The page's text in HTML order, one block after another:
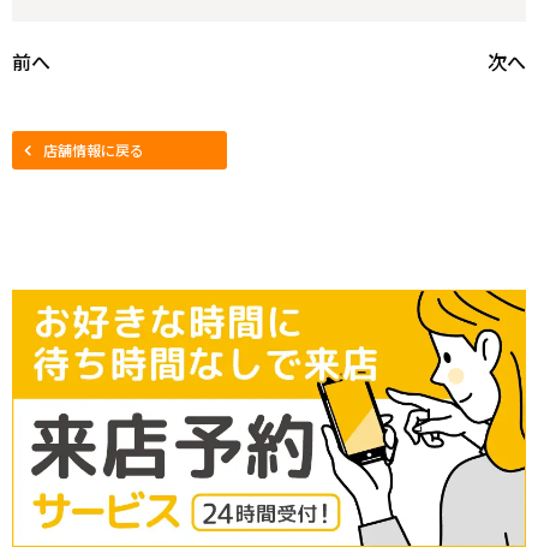
前へ 次へ
店舗情報に戻る